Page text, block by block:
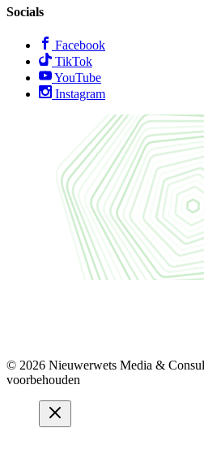
Socials
Facebook
TikTok
YouTube
Instagram
© 2026 Nieuwerwets Media &
voorbehouden